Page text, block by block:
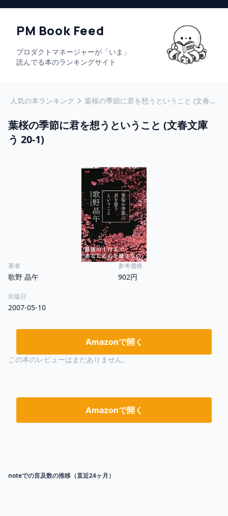
PM Book Feed
プロダクトマネージャーが「いま」
読んでる本のランキングサイト
人気の本ランキング 葉桜の季節に君を想うということ (文春文庫 う 20-1)
葉桜の季節に君を想うということ (文春文庫
う 20-1)
著者
歌野 晶午
参考価格
902円
出版日
2007-05-10
Amazonで開く
この本のレビューはまだありません。
Amazonで開く
noteでの言及数の推移（直近24ヶ月）